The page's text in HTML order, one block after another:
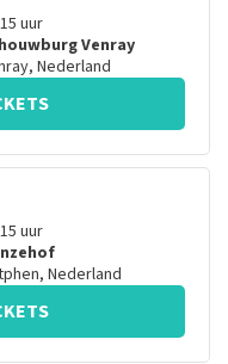
uur
Venray
, Nederland
uur
, Nederland